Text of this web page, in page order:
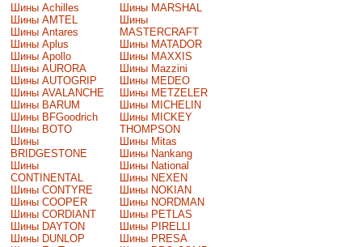
Шины Achilles
Шины AMTEL
Шины Antares
Шины Aplus
Шины Apollo
Шины AURORA
Шины AUTOGRIP
Шины AVALANCHE
Шины BARUM
Шины BFGoodrich
Шины BOTO
Шины
BRIDGESTONE
Шины
CONTINENTAL
Шины CONTYRE
Шины COOPER
Шины CORDIANT
Шины DAYTON
Шины DUNLOP
Шины MARSHAL
Шины
MASTERCRAFT
Шины MATADOR
Шины MAXXIS
Шины Mazzini
Шины MEDEO
Шины METZELER
Шины MICHELIN
Шины MICKEY
THOMPSON
Шины Mitas
Шины Nankang
Шины National
Шины NEXEN
Шины NOKIAN
Шины NORDMAN
Шины PETLAS
Шины PIRELLI
Шины PRESA